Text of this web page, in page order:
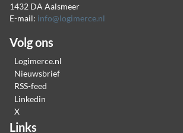
1432 DA Aalsmeer
E-mail: info@logimerce.nl
Volg ons
Logimerce.nl
Nieuwsbrief
RSS-feed
Linkedin
X
Links